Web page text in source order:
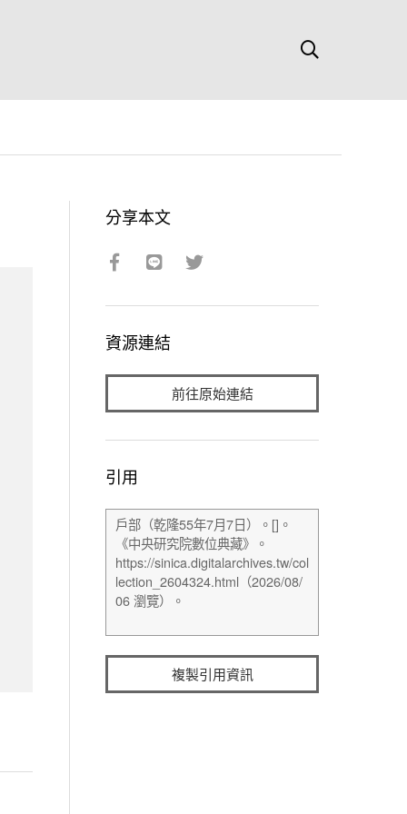
分享本文
資源連結
前往原始連結
引用
複製引用資訊